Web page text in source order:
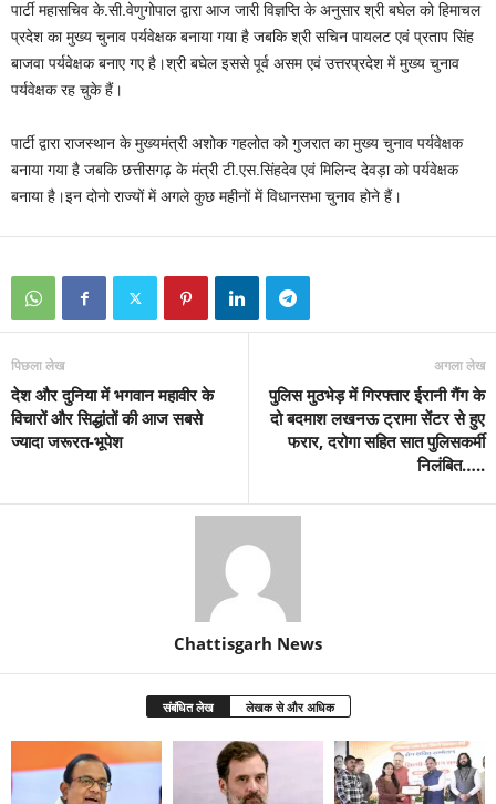
पार्टी महासचिव के.सी.वेणुगोपाल द्वारा आज जारी विज्ञप्ति के अनुसार श्री बघेल को हिमाचल
प्रदेश का मुख्य चुनाव पर्यवेक्षक बनाया गया है जबकि श्री सचिन पायलट एवं प्रताप सिंह
बाजवा पर्यवेक्षक बनाए गए है।श्री बघेल इससे पूर्व असम एवं उत्तरप्रदेश में मुख्य चुनाव
पर्यवेक्षक रह चुके हैं।
पार्टी द्वारा राजस्थान के मुख्यमंत्री अशोक गहलोत को गुजरात का मुख्य चुनाव पर्यवेक्षक
बनाया गया है जबकि छत्तीसगढ़ के मंत्री टी.एस.सिंहदेव एवं मिलिन्द देवड़ा को पर्यवेक्षक
बनाया है।इन दोनो राज्यों में अगले कुछ महीनों में विधानसभा चुनाव होने हैं।
पिछला लेख
देश और दुनिया में भगवान महावीर के
विचारों और सिद्धांतों की आज सबसे
ज्यादा जरूरत-भूपेश
अगला लेख
पुलिस मुठभेड़ में गिरफ्तार ईरानी गैंग के
दो बदमाश लखनऊ ट्रामा सेंटर से हुए
फरार, दरोगा सहित सात पुलिसकर्मी
निलंबित…..
Chattisgarh News
संबंधित लेख लेखक से और अधिक